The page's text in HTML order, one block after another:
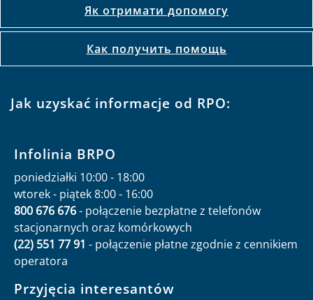
Як отримати допомогу
Как получить помощь
Jak uzyskać informacje od RPO:
Infolinia BRPO
poniedziałki 10:00 - 18:00
wtorek - piątek 8:00 - 16:00
800 676 676- połączenie bezpłatne z telefonów
stacjonarnych oraz komórkowych
(22) 551 77 91 - połączenie płatne zgodnie z cennikiem
operatora
Przyjęcia interesantów